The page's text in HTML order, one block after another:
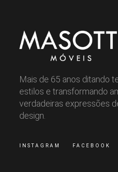
Mais de 65 anos ditando
estilos e transformando
verdadeiras expressões
design.
INSTAGRAM FACEBOOK